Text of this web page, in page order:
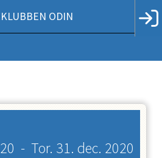
ODIN
- Tor. 31. dec. 2020